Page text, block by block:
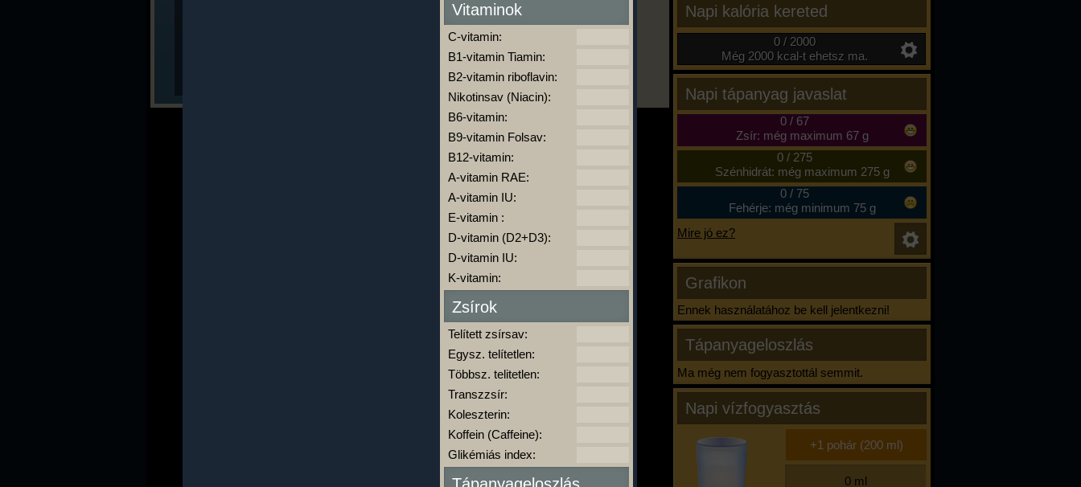
Napi kalória kereted
0 / 2000
Még 2000 kcal-t ehetsz ma.
Napi tápanyag javaslat
0/ 67
Zsír: még maximum 67 g
0/ 275
Szénhidrát: még maximum 275 g
0/ 75
Fehérje: még minimum 75 g
Mire jó ez?
Grafikon
Ennek használatához be kell jelentkezni!
Tápanyageloszlás
Ma még nem fogyasztottál semmit.
Napi vízfogyasztás
Vitaminok
C-vitamin:
B1-vitamin Tiamin:
B2-vitamin riboflavin:
Nikotinsav (Niacin):
B6-vitamin:
B9-vitamin Folsav:
B12-vitamin:
A-vitamin RAE:
A-vitamin IU:
E-vitamin :
D-vitamin (D2+D3):
D-vitamin IU:
K-vitamin:
Zsírok
Telített zsírsav:
Egysz. telítetlen:
Többsz. telitetlen:
Transzzsír:
Koleszterin:
Koffein (Caffeine):
Glikémiás index: